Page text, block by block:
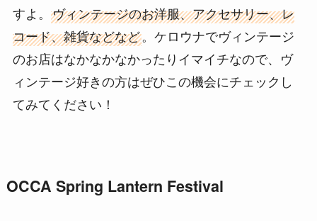
すよ。 ヴィンテージのお洋服、アクセサリー、レ
コード、雑貨などなど。ケロウナでヴィンテージ
のお店はなかなかなかったりイマイチなので、ヴ
ィンテージ好きの方はぜひこの機会にチェックし
てみてください！
OCCA Spring Lantern Festival